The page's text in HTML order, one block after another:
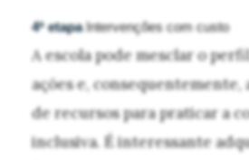
4ª etapaIntervenções com custo
A escola pode mesclar o
ações e, consequentemente,
de recursos para praticar a
inclusiva. É interessante